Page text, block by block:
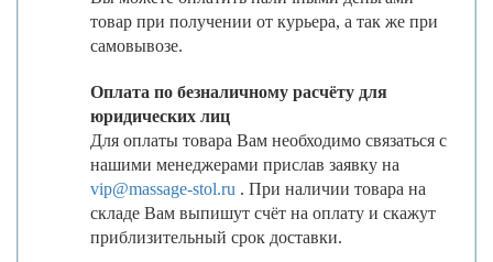
товар при получении от курьера, а так же при
самовывозе.
Оплата по безналичному расчёту для
юридических лиц
Для оплаты товара Вам необходимо связаться с
нашими менеджерами прислав заявку на
vip@massage-stol.ru . При наличии товара на
складе Вам выпишут счёт на оплату и скажут
приблизительный срок доставки.